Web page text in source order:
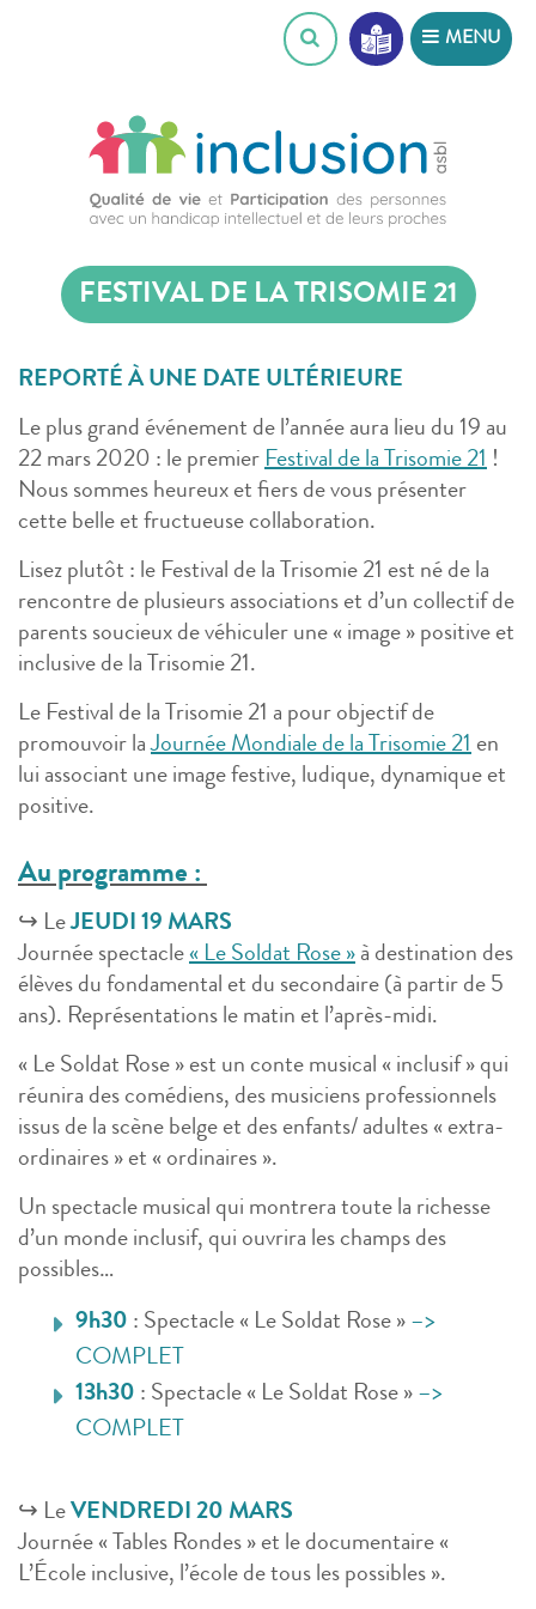
MENU
FESTIVAL DE LA TRISOMIE 21
REPORTÉ À UNE DATE ULTÉRIEURE
Le plus grand événement de l’année aura lieu du 19 au
22 mars 2020 : le premier Festival de la Trisomie 21 !
Nous sommes heureux et fiers de vous présenter
cette belle et fructueuse collaboration.
Lisez plutôt : le Festival de la Trisomie 21 est né de la
rencontre de plusieurs associations et d’un collectif de
parents soucieux de véhiculer une « image » positive et
inclusive de la Trisomie 21.
Le Festival de la Trisomie 21 a pour objectif de
promouvoir laJournée Mondiale de la Trisomie 21 en
lui associant une image festive, ludique, dynamique et
positive.
Au programme :
↪️ LeJEUDI 19 MARS
Journée spectacle « Le Soldat Rose » à destination des
élèves du fondamental et du secondaire (à partir de 5
ans). Représentations le matin et l’après-midi.
« Le Soldat Rose » est un conte musical « inclusif » qui
réunira des comédiens, des musiciens professionnels
issus de la scène belge et des enfants/ adultes « extra-
ordinaires » et « ordinaires ».
Un spectacle musical qui montrera toute la richesse
d’un monde inclusif, qui ouvrira les champs des
possibles…
9h30 : Spectacle « Le Soldat Rose » –>
COMPLET
13h30 : Spectacle « Le Soldat Rose » –>
COMPLET
↪️ Le VENDREDI 20 MARS
Journée « Tables Rondes » et le documentaire «
L’École inclusive, l’école de tous les possibles ».